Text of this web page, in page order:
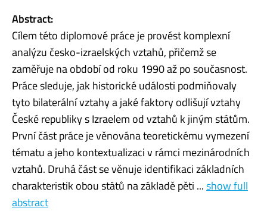
Abstract:
Cílem této diplomové práce je provést komplexní
analýzu česko-izraelských vztahů, přičemž se
zaměřuje na období od roku 1990 až po současnost.
Práce sleduje, jak historické události podmiňovaly
tyto bilaterální vztahy a jaké faktory odlišují vztahy
České republiky s Izraelem od vztahů k jiným státům.
První část práce je věnována teoretickému vymezení
tématu a jeho kontextualizaci v rámci mezinárodních
vztahů. Druhá část se věnuje identifikaci základních
charakteristik obou států na základě pěti ...show full
abstract